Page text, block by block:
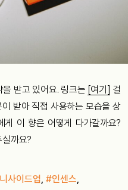
받고 있어요. 링크는 [여기]
걸
받아 직접 사용하는 모습을 상
게 이 향은 어떻게 다가갈까요?
까요?
사이드업, #인센스,